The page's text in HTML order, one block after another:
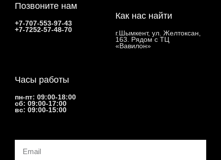
Позвоните нам
+7-707-553-97-43
+7-7252-57-48-70
Как нас найти
г.Шымкент, ул. Желтоксан,
163. Рядом с ТЦ
«Вавилон»
Часы работы
пн-пт: 09:00-18:00
сб: 09:00-17:00
вс: 09:00-15:00
Email